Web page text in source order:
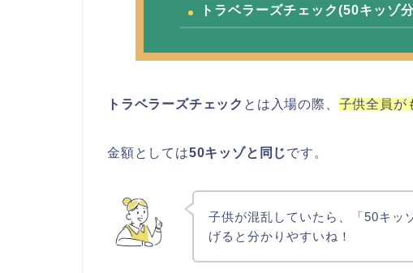
トラベラーズチェック(50キッゾ
トラベラーズチェック とは入場の際、 子供全員が
金額としては50キッゾと同じです。
子供が混乱していたら、「50キッ
げると分かりやすいね！